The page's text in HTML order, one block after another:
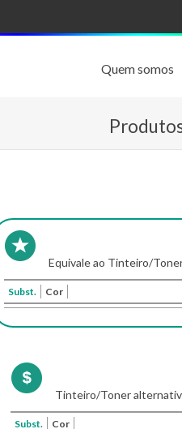
Quem somos
Equivale ao Tinteiro/
Subst. Cor
Tinteiro/Toner
Subst. Cor